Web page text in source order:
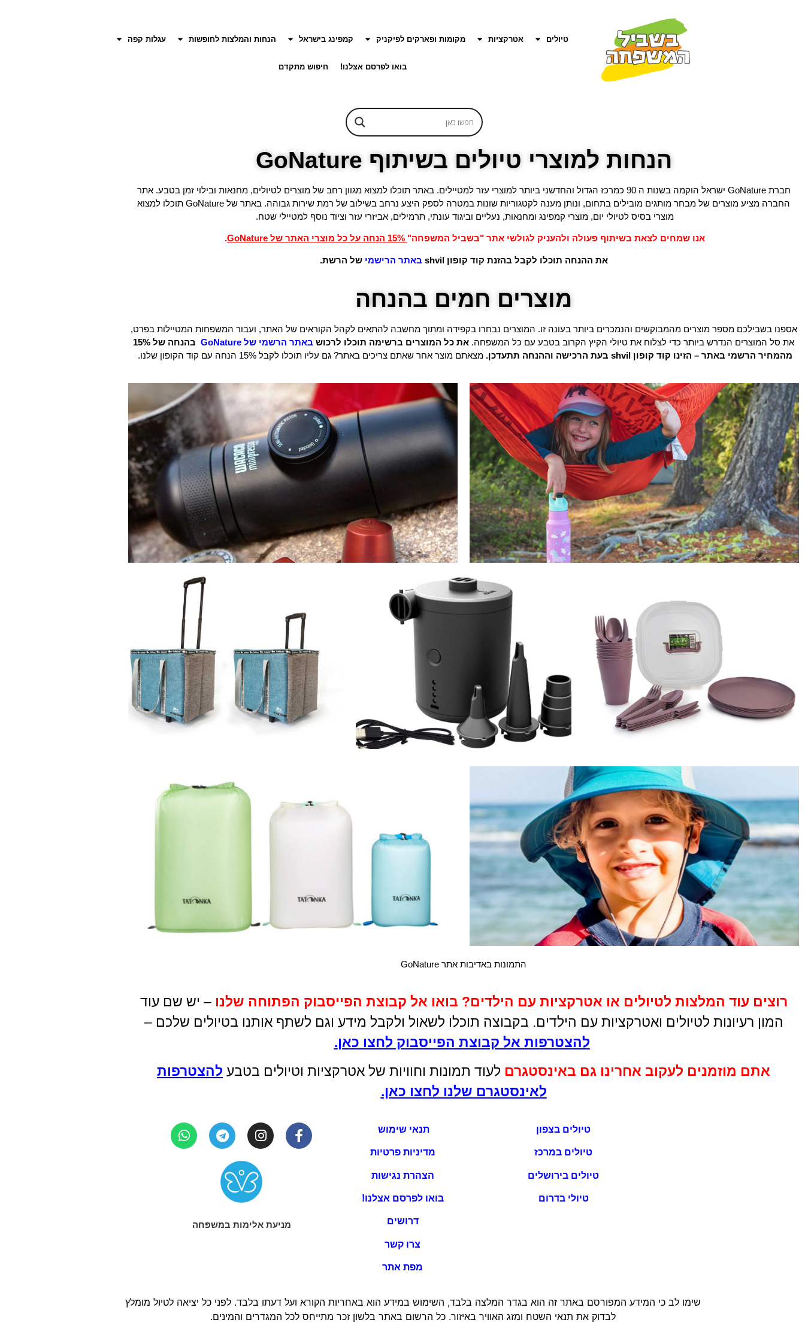
טיולים אטרקציות מקומות ופארקים לפיקניק קמפינג בישראל הנחות והמלצות לחופשות עגלות קפה
בואו לפרסם אצלנו! חיפוש מתקדם
הנחות למוצרי טיולים בשיתוף GoNature
חברת GoNature ישראל הוקמה בשנות ה 90 כמרכז הגדול והחדשני ביותר למוצרי עזר למטיילים. באתר תוכלו למצוא מגוון רחב של מוצרים לטיולים, מחנאות ובילוי זמן בטבע. אתר
החברה מציע מוצרים של מבחר מותגים מובילים בתחום, ונותן מענה לקטגוריות שונות במטרה לספק היצע נרחב בשילוב של רמת שירות גבוהה. באתר של GoNature תוכלו למצוא
מוצרי בסיס לטיולי יום, מוצרי קמפינג ומחנאות, נעליים וביגוד עונתי, תרמילים, אביזרי עזר וציוד נוסף למטיילי שטח.
אנו שמחים לצאת בשיתוף פעולה ולהעניק לגולשי אתר "בשביל המשפחה" .
את ההנחה תוכלו לקבל בהזנת קוד קופון shvil באתר הרישמי של הרשת.
מוצרים חמים בהנחה
אספנו בשבילכם מספר מוצרים מהמבוקשים והנמכרים ביותר בעונה זו. המוצרים נבחרו בקפידה ומתוך מחשבה להתאים לקהל הקוראים של האתר, ועבור המשפחות המטיילות בפרט,
את סל המוצרים הנדרש ביותר כדי לצלוח את טיולי הקיץ הקרוב בטבע עם כל המשפחה. את כל המוצרים ברשימה תוכלו לרכוש באתר הרשמי של GoNature
בהנחה של 15%
מהמחיר הרשמי באתר – הזינו קוד קופון shvil בעת הרכישה וההנחה תתעדכן.
מצאתם מוצר אחר שאתם צריכים באתר? גם עליו תוכלו לקבל 15% הנחה עם קוד הקופון שלנו.
בקבוק ילדים מבודד 355 מ”ל
Kanteen
לחץ כאן
מכונת אספרסו לשטח
Minipresso NS
לחץ כאן
GN סט פיקניק
30 יח’ ל- 6
אנשים
לחץ כאן
חשמלית נטענת
GN USB
לחץ כאן
צידנית טרולי
רכה 45 ליטר GN
KIDS PLAY
אטומים למים
לחץ כאן
התמונות באדיבות אתר GoNature
רוצים עוד המלצות לטיולים או אטרקציות עם הילדים? בואו אל קבוצת הפייסבוק הפתוחה שלנו – יש שם עוד
המון רעיונות לטיולים ואטרקציות עם הילדים. בקבוצה תוכלו לשאול ולקבל מידע וגם לשתף אותנו בטיולים שלכם –
להצטרפות אל קבוצת הפייסבוק לחצו כאן.
אתם מוזמנים לעקוב אחרינו גם באינסטגרם לעוד תמונות וחוויות של אטרקציות וטיולים בטבע להצטרפות
לאינסטגרם שלנו לחצו כאן.
טיולים בצפון
טיולים במרכז
טיולים בירושלים
טיולי בדרום
תנאי שימוש
מדיניות פרטיות
הצהרת נגישות
בואו לפרסם אצלנו!
דרושים
צרו קשר
מפת אתר
מניעת אלימות במשפחה
שימו לב כי המידע המפורסם באתר זה הוא בגדר המלצה בלבד, השימוש במידע הוא באחריות הקורא ועל דעתו בלבד. לפני כל יציאה לטיול מומלץ
לבדוק את תנאי השטח ומזג האוויר באיזור. כל הרשום באתר בלשון זכר מתייחס לכל המגדרים והמינים.